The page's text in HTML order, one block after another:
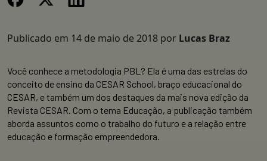
Publicado em 14 de maio de 2018 por Lucas Braz
Você conhece a metodologia PBL? Ela é uma das estrelas do
conceito de ensino da CESAR School, braço educacional do
CESAR, e também um dos destaques da mais nova edição da
Revista CESAR. Com o tema Educação, a publicação também
aborda assuntos como o trabalho do futuro e a relação entre
educação e formação empreendedora.